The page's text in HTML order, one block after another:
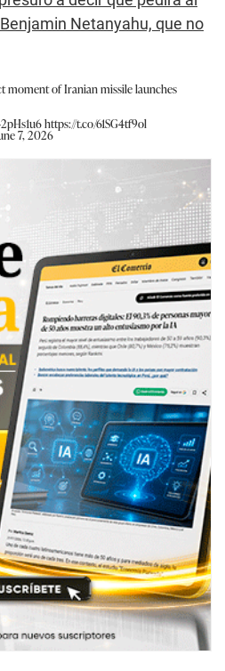
Netanyahu, que no
of Iranian missile launches
https://t.co/61SG4tf9ol
7, 2026